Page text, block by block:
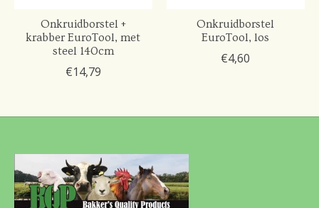
Onkruidborstel +
krabber EuroTool, met
steel 140cm
€14,79
Onkruidborstel
EuroTool, los
€4,60